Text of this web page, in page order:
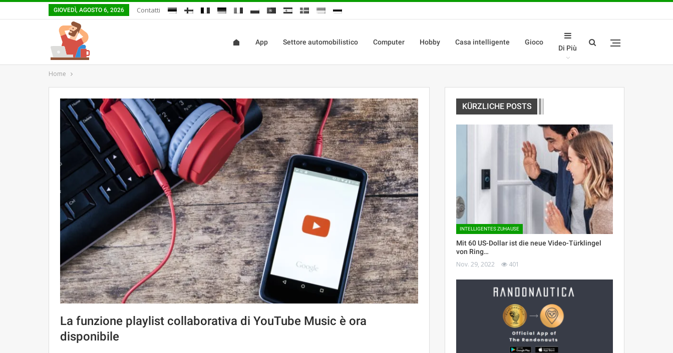
GIOVEDÌ, AGOSTO 6, 2026 Contatti
App Settore automobilistico Computer Hobby Casa intelligente Gioco
Di Più
Home
La funzione playlist collaborativa di YouTube Music è ora
disponibile
KÜRZLICHE POSTS
INTELLIGENTES ZUHAUSE
Mit 60 US-Dollar ist die neue Video-Türklingel
von Ring…
Nov. 29, 2022 401